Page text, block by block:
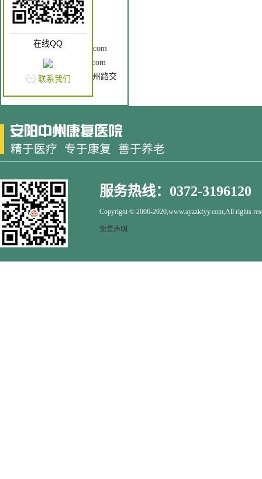
手 机：18637262866
电 话：0372-3196120
Q Q： 2602760196
邮 箱：ayzzkfyy@163.com
网 址：www.ayzzkfyy.com
地 址： 安钢大道与中州路交
服务热线：0372-3196120
Copyright © 2006-2020,www.ayzzkfyy.com,All rights
免责声明
在线QQ
联系我们